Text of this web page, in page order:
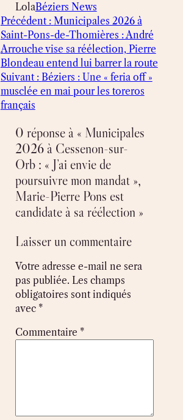
LolaBéziers News
Précédent : Municipales 2026 à
Saint-Pons-de-Thomières : André
Arrouche vise sa réélection, Pierre
Blondeau entend lui barrer la route
Suivant : Béziers : Une « feria off »
musclée en mai pour les toreros
français
0 réponse à « Municipales
2026 à Cessenon-sur-
Orb : « J’ai envie de
poursuivre mon mandat »,
Marie-Pierre Pons est
candidate à sa réélection »
Laisser un commentaire
Votre adresse e-mail ne sera
pas publiée. Les champs
obligatoires sont indiqués
avec *
Commentaire *